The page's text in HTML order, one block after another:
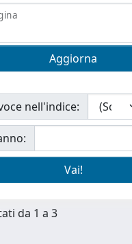
nell'indice:
da 1 a 3